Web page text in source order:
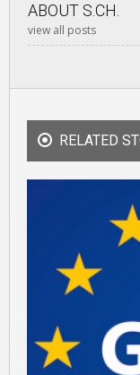
ABOUT S.CH.
view all posts
RELATED